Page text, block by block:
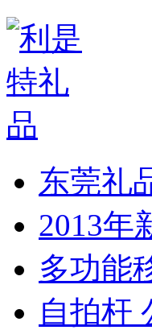
东莞礼
2013年
多功能
自拍杆